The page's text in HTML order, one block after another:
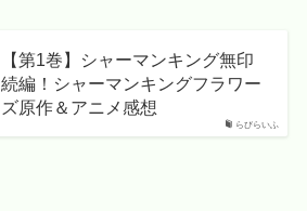
らびらいふ
【第1巻】シャーマンキング無印
続編！シャーマンキングフラワー
ズ原作＆アニメ感想